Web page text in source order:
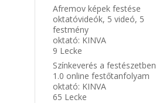
Afremov képek festése
oktatóvideók, 5 videó, 5
festmény
oktató: KINVA
9 Lecke
Színkeverés a festészetben
1.0 online festőtanfolyam
oktató: KINVA
65 Lecke